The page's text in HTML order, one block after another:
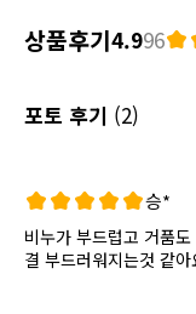
상품후기4.996
포토 후기 (2)
승*
비누가 부드럽고 거품
결 부드러워지는것 같아